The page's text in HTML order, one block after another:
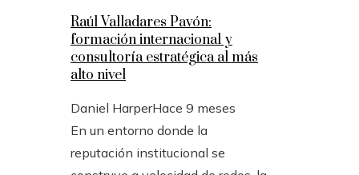
Raúl Valladares Pavón:
formación internacional y
consultoría estratégica al más
alto nivel
Daniel HarperHace 9 meses
En un entorno donde la
reputación institucional se